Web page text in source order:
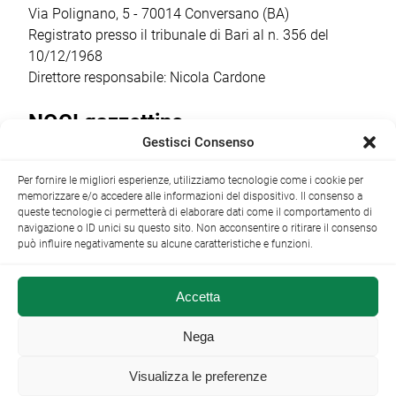
Via Polignano, 5 - 70014 Conversano (BA)
Registrato presso il tribunale di Bari al n. 356 del
10/12/1968
Direttore responsabile: Nicola Cardone
NOCI gazzettino
+39 080 4979274|info@nocigazzettino.it Contatti|
Archivio
NOCI gazzettino.it ©2014 •
Gestisci Consenso
Per fornire le migliori esperienze, utilizziamo tecnologie come i cookie per
memorizzare e/o accedere alle informazioni del dispositivo. Il consenso a
queste tecnologie ci permetterà di elaborare dati come il comportamento di
navigazione o ID unici su questo sito. Non acconsentire o ritirare il consenso
può influire negativamente su alcune caratteristiche e funzioni.
Accetta
Nega
Visualizza le preferenze